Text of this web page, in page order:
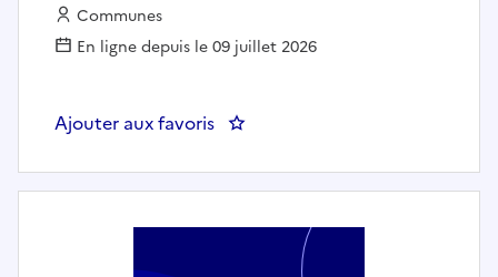
Employeur :
Communes
En ligne depuis le 09 juillet 2026
Ajouter aux favoris : Secrétaire général de mairie